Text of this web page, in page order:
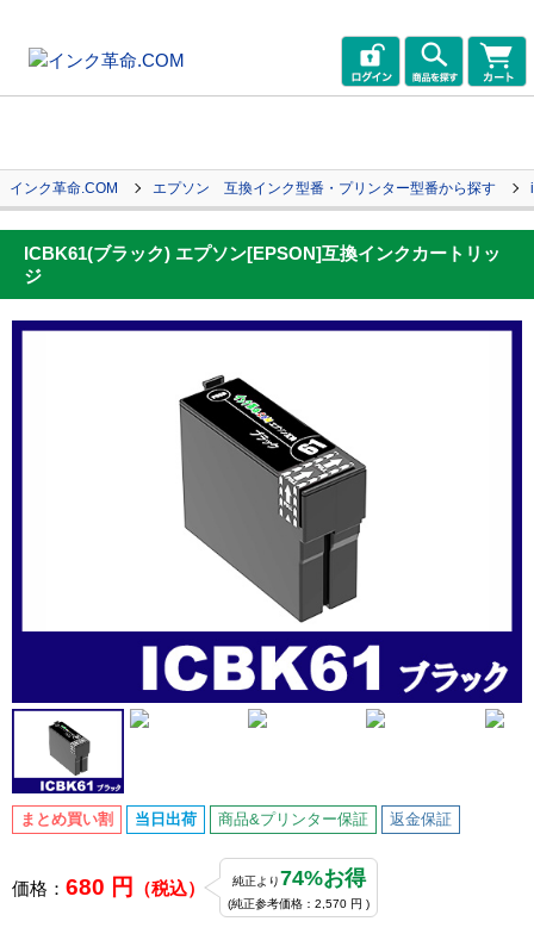
インク革命.COM エプソン 互換インク型番・プリンター型番から探す
ICBK61(ブラック) エプソン[EPSON]互換インクカートリッ
ジ
まとめ買い割 当日出荷 商品&プリンター保証 返金保証
価格： 680 円 （税込） 純正より74%お得
(純正参考価格：2,570 円 )